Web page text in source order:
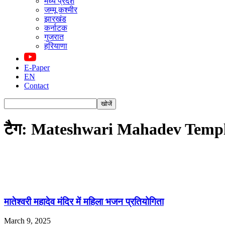
जम्मू कश्मीर
झारखंड
कर्नाटक
गुजरात
हरियाणा
E-Paper
EN
Contact
टैग: Mateshwari Mahadev
मातेश्वरी महादेव मंदिर में महिला भजन प्रतियोगिता
March 9, 2025